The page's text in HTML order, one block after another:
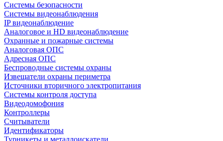
Системы безопасности
Системы видеонаблюдения
IP видеонаблюдение
Аналоговое и HD видеонаблюдение
Охранные и пожарные системы
Аналоговая ОПС
Адресная ОПС
Беспроводные системы охраны
Извещатели охраны периметра
Источники вторичного электропитания
Системы контроля доступа
Видеодомофония
Контроллеры
Считыватели
Идентификаторы